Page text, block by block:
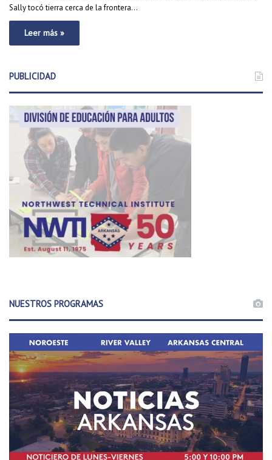
Sally tocó tierra cerca de la frontera…
Leer más »
PUBLICIDAD
NUESTROS PROGRAMAS